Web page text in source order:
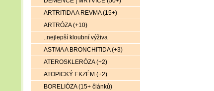
ARTRITIDA A REVMA (15+)
ARTRÓZA (+10)
..nejlepší kloubní výživa
ASTMA A BRONCHITIDA (+3)
ATEROSKLERÓZA (+2)
ATOPICKÝ EKZÉM (+2)
BORELIÓZA (15+ článků)